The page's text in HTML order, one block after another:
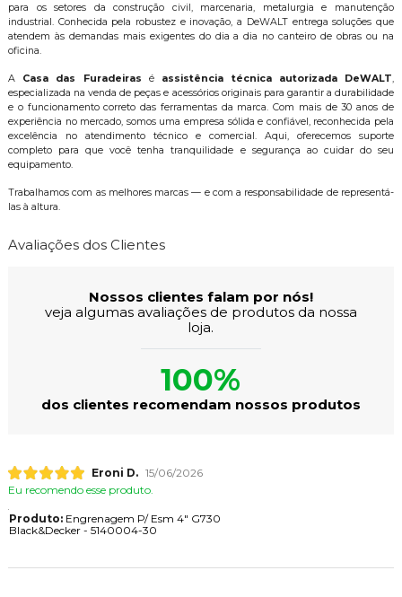
para os setores da construção civil, marcenaria, metalurgia e manutenção
industrial. Conhecida pela robustez e inovação, a DeWALT entrega soluções que
atendem às demandas mais exigentes do dia a dia no canteiro de obras ou na
oficina.
A Casa das Furadeiras é assistência técnica autorizada DeWALT
especializada na venda de peças e acessórios originais para garantir a durabilidade
e o funcionamento correto das ferramentas da marca. Com mais de 30 anos de
experiência no mercado, somos uma empresa sólida e confiável, reconhecida pela
excelência no atendimento técnico e comercial. Aqui, oferecemos suporte
completo para que você tenha tranquilidade e segurança ao cuidar do seu
equipamento.
Trabalhamos com as melhores marcas — e com a responsabilidade de representá-
las à altura.
Avaliações dos Clientes
Nossos clientes falam por nós!
veja algumas avaliações de produtos da nossa
loja.
100%
dos clientes recomendam nossos produtos
Eroni D. 15/06/2026
Eu recomendo esse produto.
Produto:Engrenagem P/ Esm 4" G730
Black&Decker - 5140004-30